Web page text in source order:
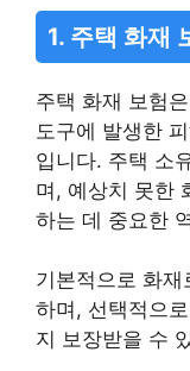
1. 주택 화재
주택 화재 보험
도구에 발생한
입니다. 주택 소
며, 예상치 못한
하는 데 중요한
기본적으로 화
하며, 선택적으
지 보장받을 수